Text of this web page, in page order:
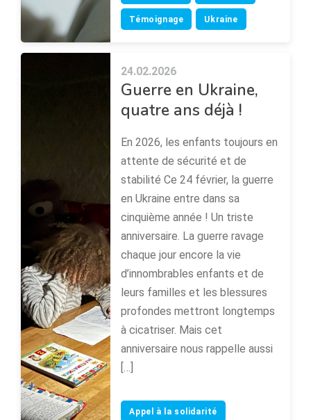
Témoignage Ukraine
24.02.2026
Guerre en Ukraine,
quatre ans déjà !
En 2026, les enfants toujours en
attente de sécurité et de
stabilité Ce 24 février, la guerre
en Ukraine entre dans sa
cinquième année ! Un triste
anniversaire. La guerre ravage
chaque jour encore la vie
d’innombrables enfants et de
leurs familles et les blessures
profondes mettront longtemps
à cicatriser. Mais cet
anniversaire nous rappelle aussi
[…]
Appel à la solidarité